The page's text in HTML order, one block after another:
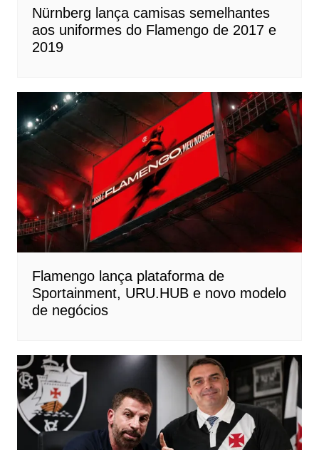
Nürnberg lança camisas semelhantes
aos uniformes do Flamengo de 2017 e
2019
Flamengo lança plataforma de
Sportainment, URU.HUB e novo modelo
de negócios